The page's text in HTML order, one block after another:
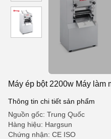
Máy ép bột 2200w Máy
Thông tin chi tiết sản phẩm
Nguồn gốc: Trung Quốc
Hàng hiệu: Hargsun
Chứng nhận: CE ISO